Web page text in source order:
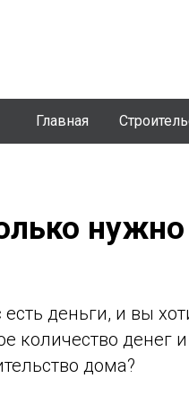
Главная
есть деньги, и вы
количество денег
дома?